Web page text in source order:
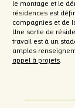
le montage et le
résidences est
compagnies et de
Une sortie de
travail est à un
amples
appel à projets.